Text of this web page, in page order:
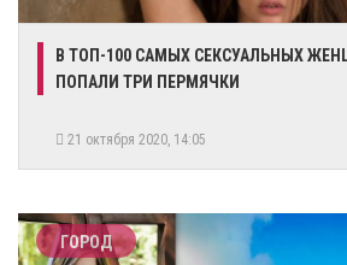
​В ТОП-100 САМЫХ СЕКСУАЛЬНЫХ
ПОПАЛИ ТРИ ПЕРМЯЧКИ
21 октября 2020, 14:05
ГОРОД